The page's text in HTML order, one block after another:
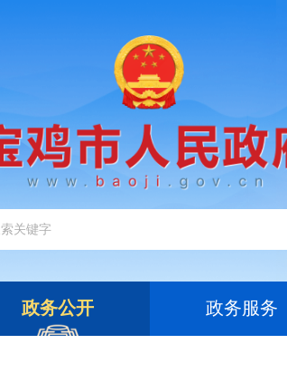
政务公开 政务服务